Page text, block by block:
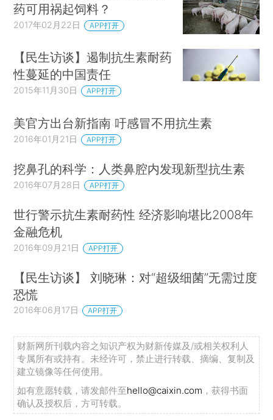
药可用祸起饲料？
2017年02月22日 APP打开
【民生访谈】遏制抗生素耐药
性蔓延的中国责任
2015年11月30日 APP打开
美官方出台新指南 吁感冒不用抗生素
2016年01月21日 APP打开
挖鼻孔的科学：人类鼻腔内发现新型抗生素
2016年07月28日 APP打开
世行警示抗生素耐药性 经济影响堪比2008年
金融危机
2016年09月21日 APP打开
【民生访谈】 刘晓琳：对“超级细菌”无需过度
恐慌
2016年06月17日 APP打开
财新网所刊载内容之知识产权为财新传媒及/或相关权利人
专属所有或持有。未经许可，禁止进行转载、摘编、复制及
建立镜像等任何使用。
如有意愿转载，请发邮件至hello@caixin.com ，获得书面
确认及授权后，方可转载。